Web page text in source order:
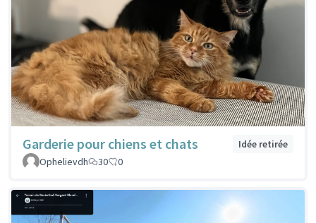
Garderie pour chiens et chats
Idée retirée
Ophelievdh
30 0